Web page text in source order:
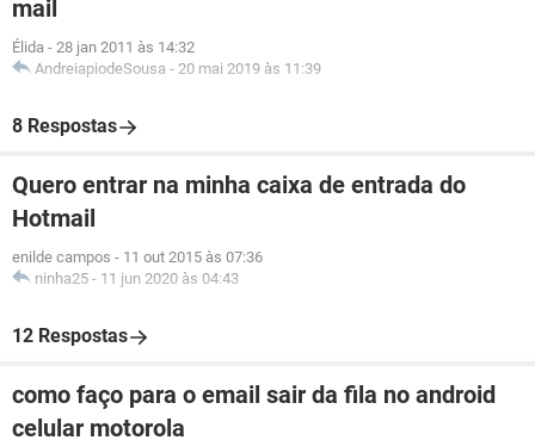
mail
Élida - 28 jan 2011 às 14:32
AndreiapiodeSousa - 20 mai 2019 às 11:39
8 Respostas
Quero entrar na minha caixa de entrada do
Hotmail
enilde campos - 11 out 2015 às 07:36
ninha25 - 11 jun 2020 às 04:43
12 Respostas
como faço para o email sair da fila no android
celular motorola